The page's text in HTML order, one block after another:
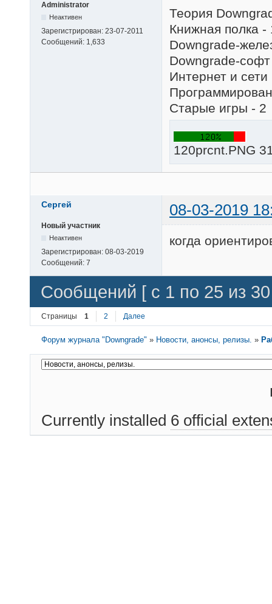
Administrator
Неактивен
Зарегистрирован: 23-07-2011
Сообщений: 1,633
Теория
Книжная полка -
Downgrade-
Downgrade-
Интернет и
Старые игры - 2
120prcnt.PNG
Сергей 08-03-2019
Новый участник
Неактивен
Зарегистрирован: 08-03-2019
Сообщений: 7
когда
Сообщений [ с 1 по 25 из
Страницы 1 2 Далее
Форум журнала "Downgrade" » Новости, анонсы, релизы. »
Currently installed 6 official